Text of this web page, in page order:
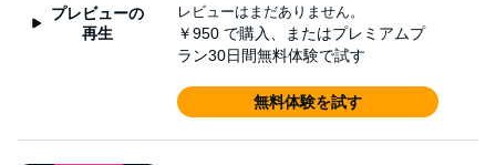
プレビューの
再生
レビューはまだありません。
￥950 で購入、またはプレミアムプ
ラン30日間無料体験で試す
無料体験を試す